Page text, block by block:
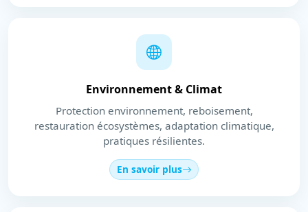
Environnement & Climat
Protection environnement, reboisement,
restauration écosystèmes, adaptation climatique,
pratiques résilientes.
En savoir plus